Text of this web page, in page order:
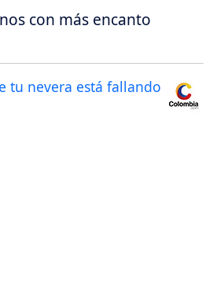
con más encanto